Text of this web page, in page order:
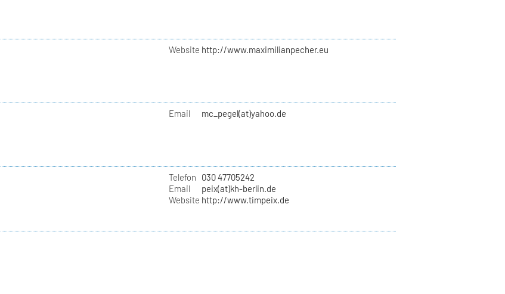
Website http://www.maximilianpecher.eu
Email mc_pegel(at)yahoo.de
Telefon
030 47705242
Email
peix(at)kh-berlin.de
Website http://www.timpeix.de